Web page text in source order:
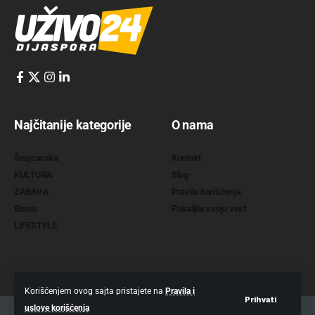
Korišćenjem ovog sajta pristajete na Pravila i
uslove korišćenja
Prihvati
Najčitanije kategorije O nama